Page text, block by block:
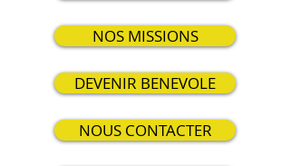
NOS MISSIONS
DEVENIR BENEVOLE
NOUS CONTACTER